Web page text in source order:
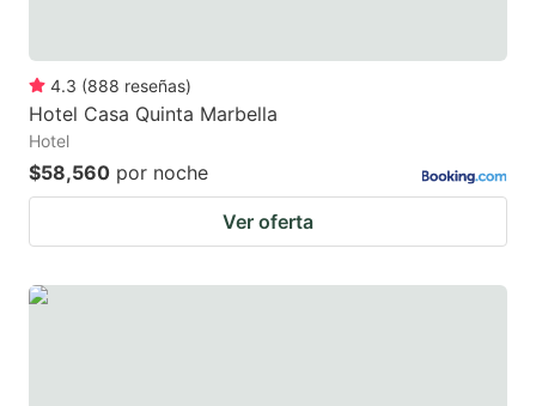
4.3 (888 reseñas)
Hotel Casa Quinta Marbella
Hotel
$58,560 por noche
Ver oferta